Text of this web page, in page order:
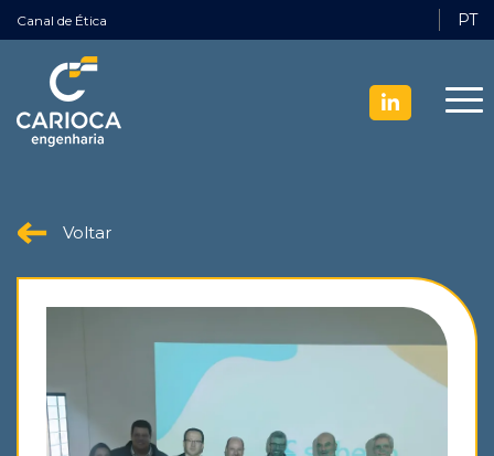
Canal de Ética PT
Voltar